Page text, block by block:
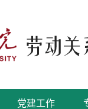
党建工作